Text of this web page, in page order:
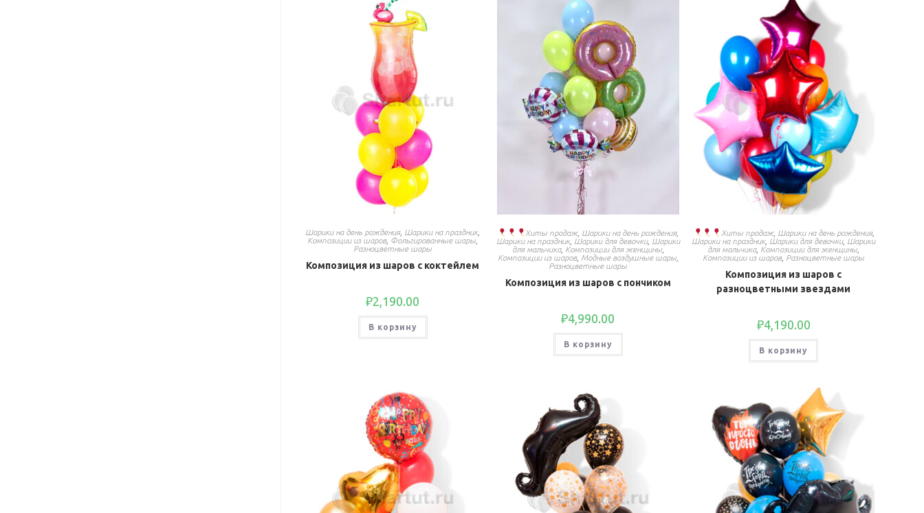
Шарики на день рождения, Шарики на праздник,
Композиции из шаров, Фольгированные шары
Разноцветные шары
Композиция из шаров с коктейлем
₽2,190.00
В корзину
Хиты продаж, Шарики на день рождения,
Шарики на праздник, Шарики для девочки, Шарики
для мальчика, Композиции для женщины,
Композиции из шаров, Модные воздушные шары,
Разноцветные шары
Композиция из шаров с пончиком
₽4,990.00
В корзину
Хиты продаж, Шарики на день рождения,
Шарики на праздник, Шарики для девочки, Шарики
для мальчика, Композиции для женщины
Композиции из шаров, Разноцветные шары
Композиция из шаров с
разноцветными звездами
₽4,190.00
В корзину